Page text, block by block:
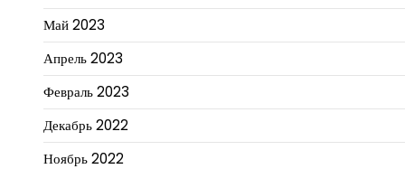
Май 2023
Апрель 2023
Февраль 2023
Декабрь 2022
Ноябрь 2022